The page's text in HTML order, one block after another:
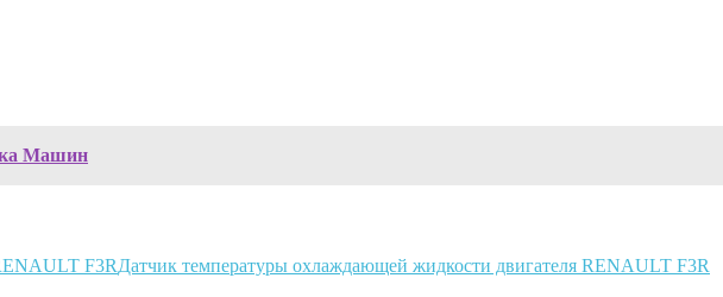
Машин
Датчик температуры охлаждающей жидкости двигателя RENAULT F3R